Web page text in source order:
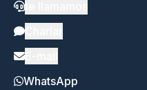
WhatsApp